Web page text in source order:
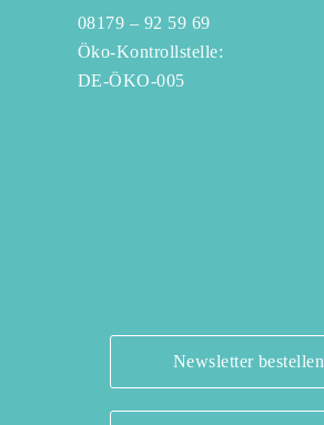
08179 – 92 59 69
Öko-Kontrollstelle:
DE-ÖKO-005
Newsletter bestellen